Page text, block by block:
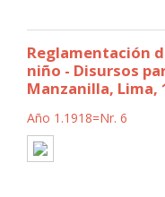
Reglamentación
niño - Disursos
Manzanilla, Lima,
Año 1.1918=Nr. 6